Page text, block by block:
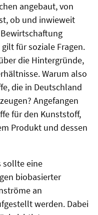
angebaut, von
ob und inwieweit
für soziale Fragen.
die Hintergründe,
Warum also
die in Deutschland
Angefangen
für den Kunststoff,
Produkt und dessen
sollte eine
biobasierter
an
werden. Dabei